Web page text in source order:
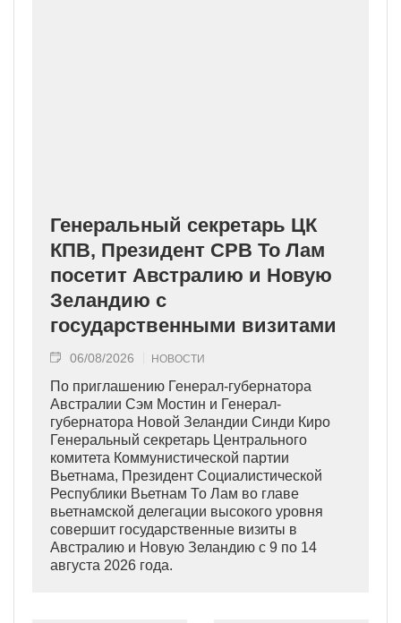
Генеральный секретарь ЦК
КПВ, Президент СРВ То Лам
посетит Австралию и Новую
Зеландию с
государственными визитами
06/08/2026 НОВОСТИ
По приглашению Генерал-губернатора
Австралии Сэм Мостин и Генерал-
губернатора Новой Зеландии Синди Киро
Генеральный секретарь Центрального
комитета Коммунистической партии
Вьетнама, Президент Социалистической
Республики Вьетнам То Лам во главе
вьетнамской делегации высокого уровня
совершит государственные визиты в
Австралию и Новую Зеландию с 9 по 14
августа 2026 года.